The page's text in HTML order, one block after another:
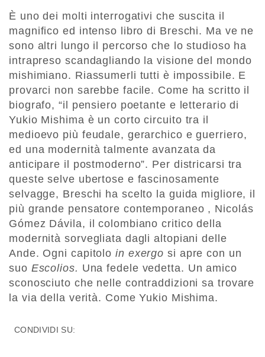
È uno dei molti interrogativi che suscita il
magnifico ed intenso libro di Breschi. Ma ve ne
sono altri lungo il percorso che lo studioso ha
intrapreso scandagliando la visione del mondo
mishimiano. Riassumerli tutti è impossibile. E
provarci non sarebbe facile. Come ha scritto il
biografo, “il pensiero poetante e letterario di
Yukio Mishima è un corto circuito tra il
medioevo più feudale, gerarchico e guerriero,
ed una modernità talmente avanzata da
anticipare il postmoderno”. Per districarsi tra
queste selve ubertose e fascinosamente
selvagge, Breschi ha scelto la guida migliore, il
più grande pensatore contemporaneo , Nicolás
Gómez Dávila, il colombiano critico della
modernità sorvegliata dagli altopiani delle
Ande. Ogni capitolo in exergo si apre con un
suo Escolios. Una fedele vedetta. Un amico
sconosciuto che nelle contraddizioni sa trovare
la via della verità. Come Yukio Mishima.
CONDIVIDI SU: